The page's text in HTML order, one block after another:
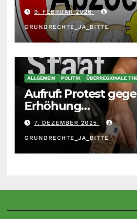
unberechenbar
9. FEBRUAR 2026
GRUNDRECHTE_JA_BITTE
ALLGEMEIN POLITIK ÜBERREGIONALE
Aufruf: Protest
Erhöhung
7. DEZEMBER 2025
GRUNDRECHTE_JA_BITTE